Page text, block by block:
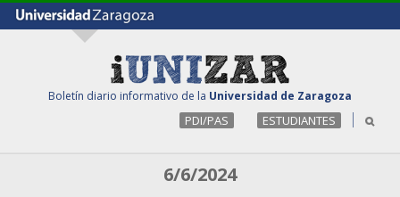
Boletín diario informativo de la Universidad de Zaragoza
PDI/PAS ESTUDIANTES
6/6/2024